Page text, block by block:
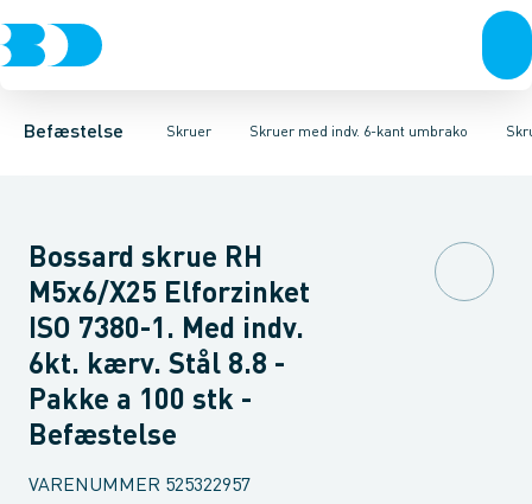
Befæstelse Skruer
Bolte & sætskruerMøtrikkerSkiverSkruerSøm & dykkere
Skruer med indv. 6-kant umbrako
Karmskruer Facadeskruer ByggeskruerSpånskruer
Skruer CH Sort Skruer CH Elgalvaniseret FZBSkruer CH
Bossard skrue RH
M5x6/X25 Elforzinket
ISO 7380-1. Med indv.
6kt. kærv. Stål 8.8 -
Pakke a 100 stk -
Befæstelse
VARENUMMER 525322957